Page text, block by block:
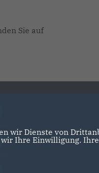
Sie auf
wir Dienste von
Ihre Einwilligung.